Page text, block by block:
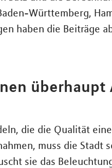
Württemberg,
haben die Beiträge
überhaupt
die die Qualität
muss die Stadt
sie das